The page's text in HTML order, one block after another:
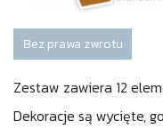
Bez prawa zwrotu
Zestaw zawiera 12
Dekoracje są wycięte,